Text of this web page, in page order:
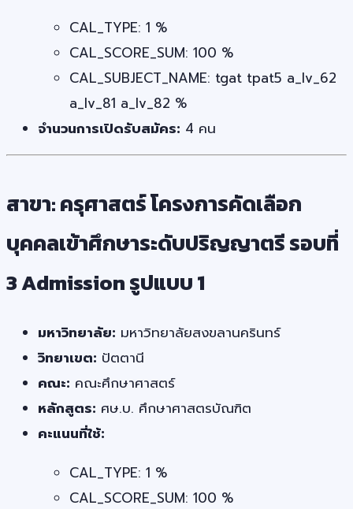
CAL_TYPE: 1 %
CAL_SCORE_SUM: 100 %
CAL_SUBJECT_NAME: tgat tpat5 a_lv_62
a_lv_81 a_lv_82 %
จำนวนการเปิดรับสมัคร: 4 คน
สาขา: ครุศาสตร์ โครงการคัดเลือก
บุคคลเข้าศึกษาระดับปริญญาตรี รอบที่
3 Admission รูปแบบ 1
มหาวิทยาลัย: มหาวิทยาลัยสงขลานครินทร์
วิทยาเขต: ปัตตานี
คณะ: คณะศึกษาศาสตร์
หลักสูตร: ศษ.บ. ศึกษาศาสตรบัณฑิต
คะแนนที่ใช้:
CAL_TYPE: 1 %
CAL_SCORE_SUM: 100 %